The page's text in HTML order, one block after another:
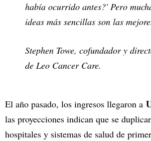
había ocurrido antes?' Pero
ideas más sencillas son las
Stephen Towe, cofundador y
de Leo Cancer Care.
El año pasado, los ingresos llegaron a
las proyecciones indican que se
hospitales y sistemas de salud de